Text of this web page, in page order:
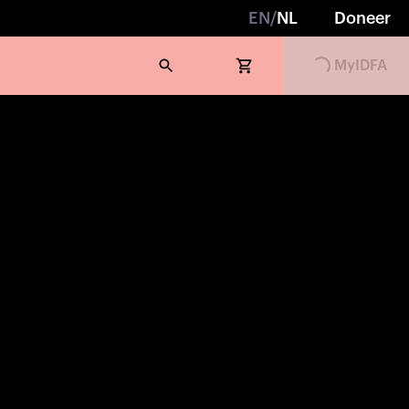
EN /NL Doneer
Loading...MyIDFA